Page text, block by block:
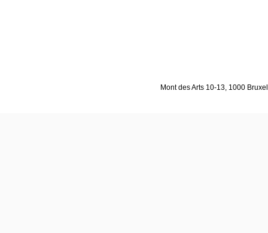
Mont des Arts 10-13, 1000